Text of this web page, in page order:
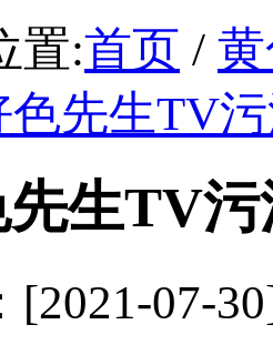
置:首页 /
色先生TV
生TV
[2021-07-